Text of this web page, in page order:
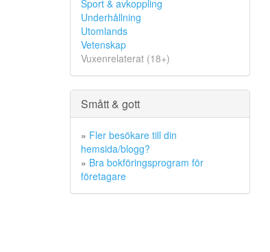
Sport & avkoppling
Underhållning
Utomlands
Vetenskap
Vuxenrelaterat (18+)
Smått & gott
» Fler besökare till din
hemsida/blogg?
» Bra bokföringsprogram för
företagare